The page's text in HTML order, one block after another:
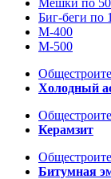
Мешки по 50
Биг-беги по
М-400
М-500
Холодный
Керамзит
Битумная